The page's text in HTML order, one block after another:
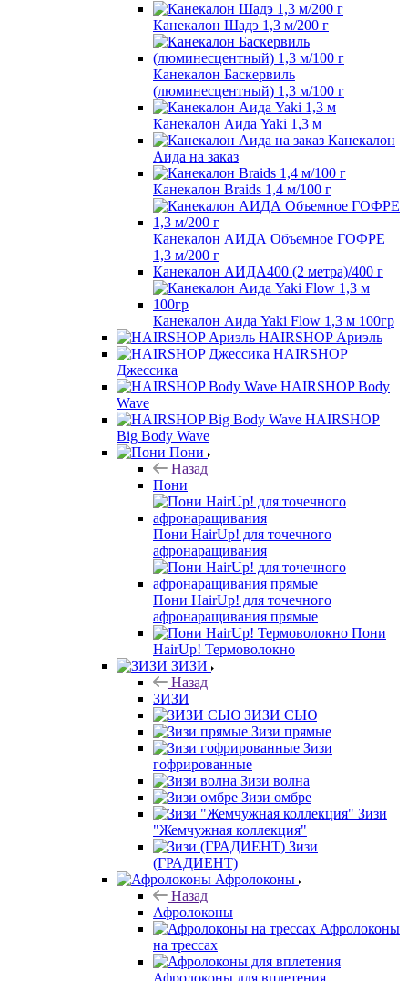
Канекалон Шадэ 1,3 м/200 г
Канекалон Баскервиль
(люминесцентный) 1,3 м/100 г
Канекалон Аида Yaki 1,3 м
Канекалон
Аида на заказ
Канекалон Braids 1,4 м/100 г
Канекалон АИДА Объемное ГОФРЕ
1,3 м/200 г
Канекалон АИДА400 (2 метра)/400 г
Канекалон Аида Yaki Flow 1,3 м 100гр
HAIRSHOP Ариэль
HAIRSHOP
Джессика
HAIRSHOP Body
Wave
HAIRSHOP
Big Body Wave
Пони
Назад
Пони
Пони HairUp! для точечного
афронаращивания
Пони HairUp! для точечного
афронаращивания прямые
Пони
HairUp! Термоволокно
ЗИЗИ
Назад
ЗИЗИ
ЗИЗИ СЬЮ
Зизи прямые
Зизи
гофрированные
Зизи волна
Зизи омбре
Зизи
"Жемчужная коллекция"
Зизи
(ГРАДИЕНТ)
Афролоконы
Назад
Афролоконы
Афролоконы
на трессах
Афролоконы для вплетения